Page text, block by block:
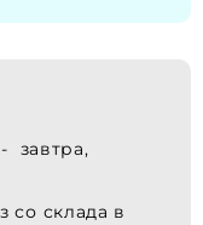
завтра,
со склада в